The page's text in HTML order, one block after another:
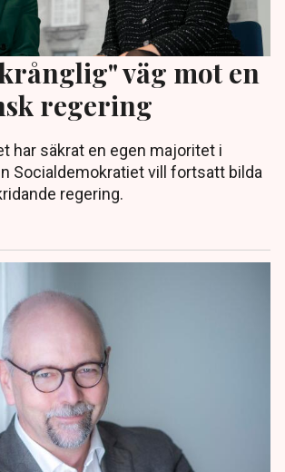
väg mot en
regering
har säkrat en egen majoritet i
Socialdemokratiet vill fortsatt bilda
regering.